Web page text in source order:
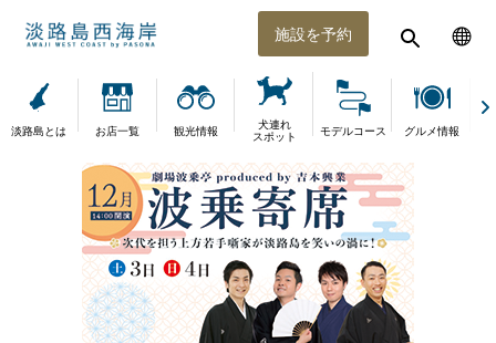
施設を予約
淡路島とは お店一覧 観光情報
犬連れ
スポット
モデルコース グルメ情報